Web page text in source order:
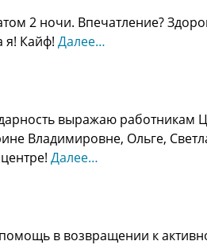
2 ночи. Впечатление?
я! Кайф! Далее…
выражаю работникам
Владимировне, Ольге,
Далее…
в возвращении к